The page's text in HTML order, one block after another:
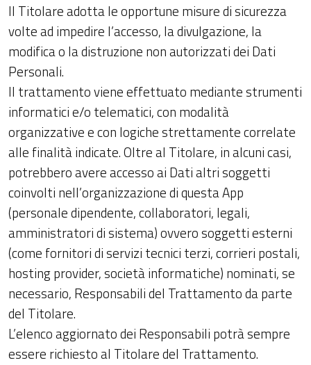
Il Titolare adotta le opportune misure di sicurezza
volte ad impedire l’accesso, la divulgazione, la
modifica o la distruzione non autorizzati dei Dati
Personali.
Il trattamento viene effettuato mediante strumenti
informatici e/o telematici, con modalità
organizzative e con logiche strettamente correlate
alle finalità indicate. Oltre al Titolare, in alcuni casi,
potrebbero avere accesso ai Dati altri soggetti
coinvolti nell’organizzazione di questa App
(personale dipendente, collaboratori, legali,
amministratori di sistema) ovvero soggetti esterni
(come fornitori di servizi tecnici terzi, corrieri postali,
hosting provider, società informatiche) nominati, se
necessario, Responsabili del Trattamento da parte
del Titolare.
L’elenco aggiornato dei Responsabili potrà sempre
essere richiesto al Titolare del Trattamento.